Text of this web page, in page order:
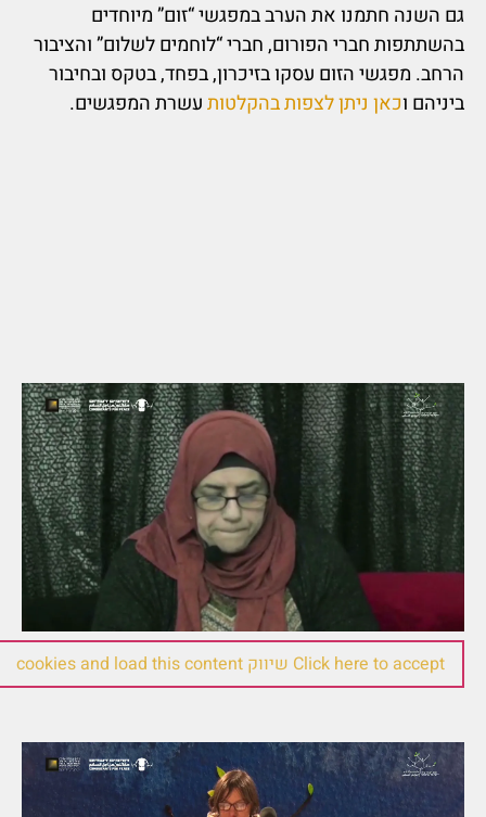
גם השנה חתמנו את הערב במפגשי “זום” מיוחדים
בהשתתפות חברי הפורום, חברי “לוחמים לשלום” והציבור
הרחב. מפגשי הזום עסקו בזיכרון, בפחד, בטקס ובחיבור
ביניהם וכאן ניתן לצפות בהקלטותעשרת המפגשים.
Click here to accept שיווק cookies and load this content
מונה אבו שרה
תמר פייקס